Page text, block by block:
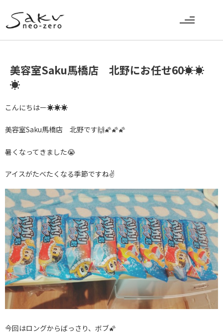
美容室Saku馬橋店 北野にお任せ60☀☀
☀
こんにちはー☀☀☀
美容室Saku馬橋店 北野です🙌🌠🌠🌠
暑くなってきました😭
アイスがたべたくなる季節ですね✌
今回はロングからばっさり、ボブ🌠